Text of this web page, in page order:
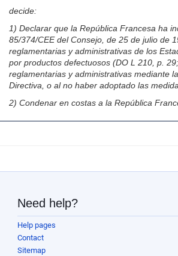
decide:
1) Declarar que la República Francesa ha
85/374/CEE del Consejo, de 25 de julio de
reglamentarias y administrativas de los
por productos defectuosos (DO L 210, p.
reglamentarias y administrativas mediante
Directiva, o al no haber adoptado las
2) Condenar en costas a la República
Need help?
Help pages
Contact
Sitemap